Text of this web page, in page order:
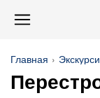
Главная